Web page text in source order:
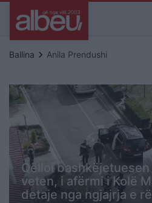
Ballina keyboard_arrow_right Anila Prendushi
Qëlloi bashkëjetuesen
veten, i afërmi i Kolë
detaje nga ngjajrja e